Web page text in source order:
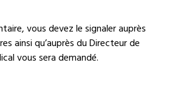
vous devez le signaler auprès
ainsi qu’auprès du Directeur de
vous sera demandé.